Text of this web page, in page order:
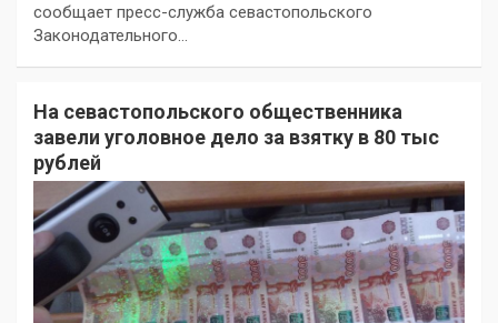
сообщает пресс-служба севастопольского
Законодательного…
На севастопольского общественника
завели уголовное дело за взятку в 80 тыс
рублей